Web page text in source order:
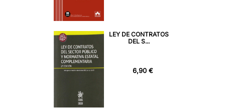
LEY DE CONTRATOS
DEL S...
6,90 €